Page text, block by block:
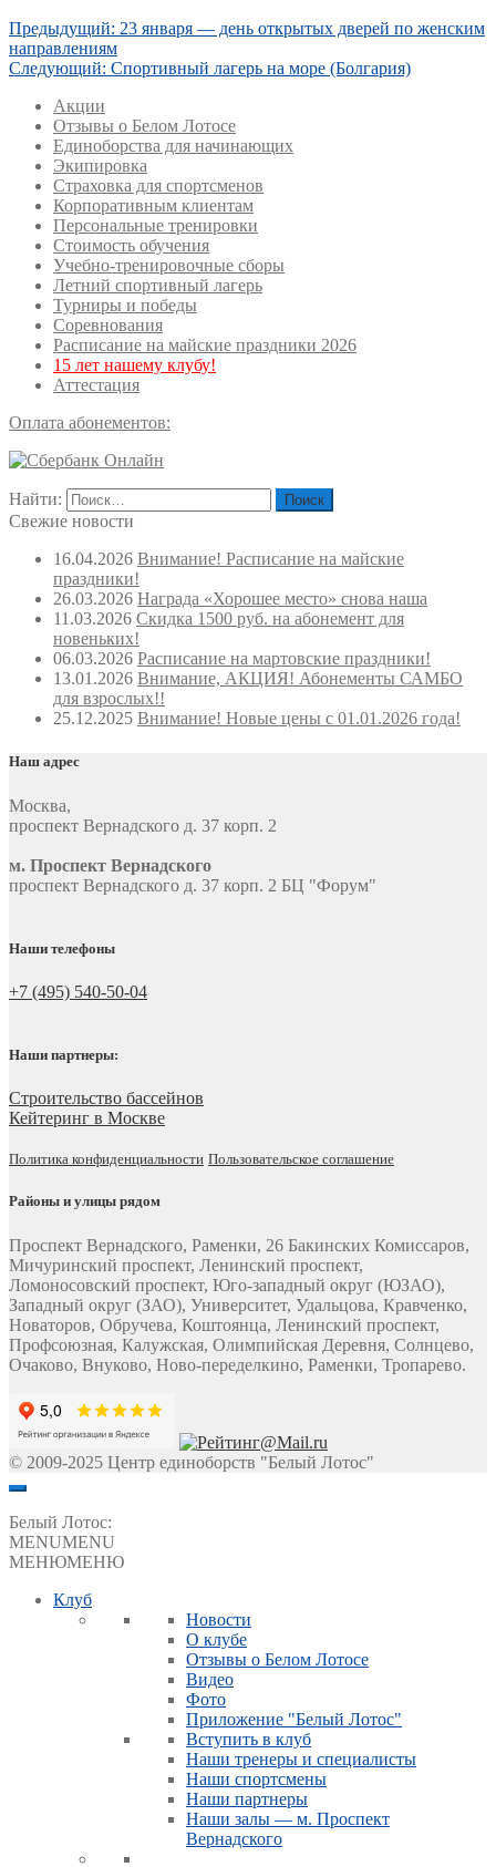
Предыдущий: 23 января — день открытых дверей по женским
направлениям
Следующий: Спортивный лагерь на море (Болгария)
Акции
Отзывы о Белом Лотосе
Единоборства для начинающих
Экипировка
Страховка для спортсменов
Корпоративным клиентам
Персональные тренировки
Стоимость обучения
Учебно-тренировочные сборы
Летний спортивный лагерь
Турниры и победы
Соревнования
Расписание на майские праздники 2026
15 лет нашему клубу!
Аттестация
Оплата абонементов:
Найти:
Свежие новости
16.04.2026 Внимание! Расписание на майские
праздники!
26.03.2026 Награда «Хорошее место» снова наша
11.03.2026 Скидка 1500 руб. на абонемент для
новеньких!
06.03.2026 Расписание на мартовские праздники!
13.01.2026 Внимание, АКЦИЯ! Абонементы САМБО
для взрослых!!
25.12.2025 Внимание! Новые цены с 01.01.2026 года!
Наш адрес
Москва,
проспект Вернадского д. 37 корп. 2
м. Проспект Вернадского
проспект Вернадского д. 37 корп. 2 БЦ "Форум"
Наши телефоны
+7 (495) 540-50-04
Наши партнеры:
Строительство бассейнов
Кейтеринг в Москве
Политика конфиденциальности Пользовательское соглашение
Районы и улицы рядом
Проспект Вернадского, Раменки, 26 Бакинских Комиссаров,
Мичуринский проспект, Ленинский проспект,
Ломоносовский проспект, Юго-западный округ (ЮЗАО),
Западный округ (ЗАО), Университет, Удальцова, Кравченко,
Новаторов, Обручева, Коштоянца, Ленинский проспект,
Профсоюзная, Калужская, Олимпийская Деревня, Солнцево,
Очаково, Внуково, Ново-переделкино, Раменки, Тропарево.
© 2009-2025 Центр единоборств "Белый Лотос"
Белый Лотос:
MENUMENU
МЕНЮМЕНЮ
Клуб
Новости
О клубе
Отзывы о Белом Лотосе
Видео
Фото
Приложение "Белый Лотос"
Вступить в клуб
Наши тренеры и специалисты
Наши спортсмены
Наши партнеры
Наши залы — м. Проспект
Вернадского